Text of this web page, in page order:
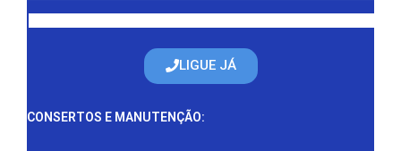
LIGUE JÁ
CONSERTOS E MANUTENÇÃO: